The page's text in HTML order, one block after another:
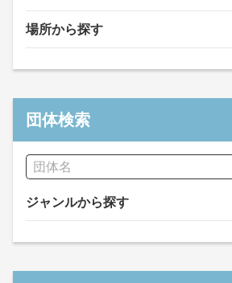
場所から探す
団体検索
ジャンルから探す